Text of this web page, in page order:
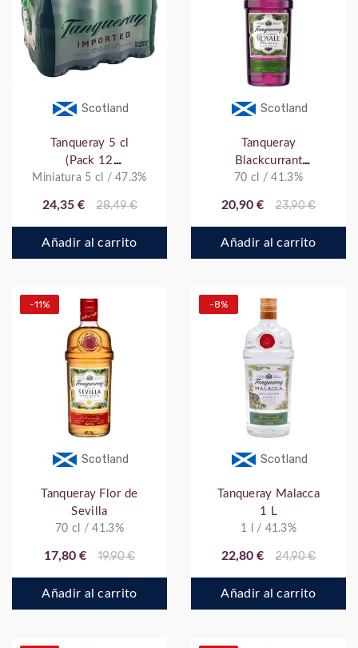
Scotland
Tanqueray 5 cl
(Pack 12
botellitas)
Miniatura 5 cl / 47.3%
24,35 € 28,49 €
Añadir al carrito
Scotland
Tanqueray
Blackcurrant
Royale
70 cl / 41.3%
20,90 € 23,90 €
Añadir al carrito
Scotland
-11%
Tanqueray Flor de
Sevilla
70 cl / 41.3%
17,80 € 19,90 €
Añadir al carrito
Scotland
-8%
Tanqueray Malacca
1 L
1 l / 41.3%
22,80 € 24,90 €
Añadir al carrito